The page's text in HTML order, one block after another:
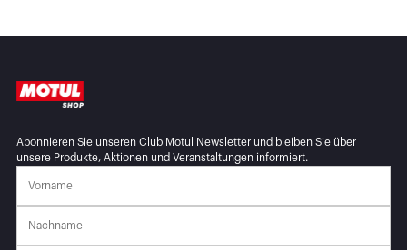
Abonnieren Sie unseren Club Motul Newsletter und bleiben Sie über
unsere Produkte, Aktionen und Veranstaltungen informiert.